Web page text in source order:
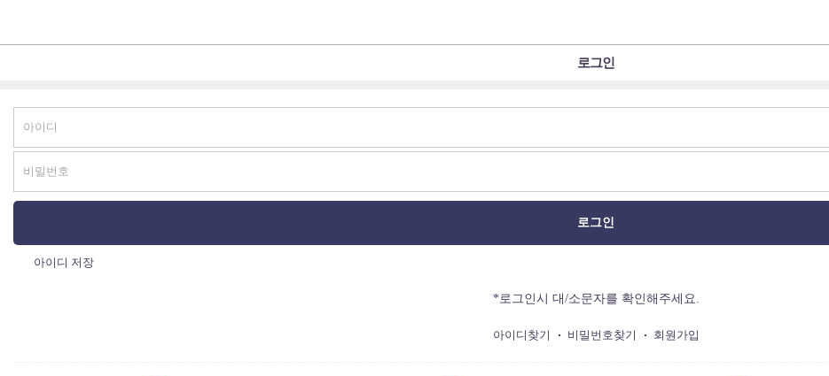
로그인
로그인
아이디 저장
*로그인시 대/소문자를 확인해주세요.
아이디찾기 비밀번호찾기 회원가입